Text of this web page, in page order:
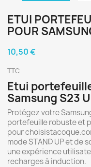
ETUI
POUR
10,50 €
TTC
Etui
Samsung S23
Protégez votre
portefeuille robuste et
pour
mode STAND UP et de
une expérience
recharges à induction.